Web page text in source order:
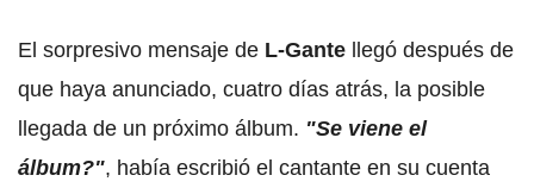
El sorpresivo mensaje de L-Gante llegó después de
que haya anunciado, cuatro días atrás, la posible
llegada de un próximo álbum. "Se viene el
álbum?", había escribió el cantante en su cuenta